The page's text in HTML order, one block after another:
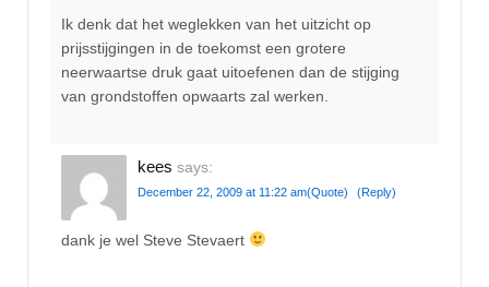
Ik denk dat het weglekken van het uitzicht op
prijsstijgingen in de toekomst een grotere
neerwaartse druk gaat uitoefenen dan de stijging
van grondstoffen opwaarts zal werken.
kees says:
December 22, 2009 at 11:22 am(Quote) (Reply)
dank je wel Steve Stevaert